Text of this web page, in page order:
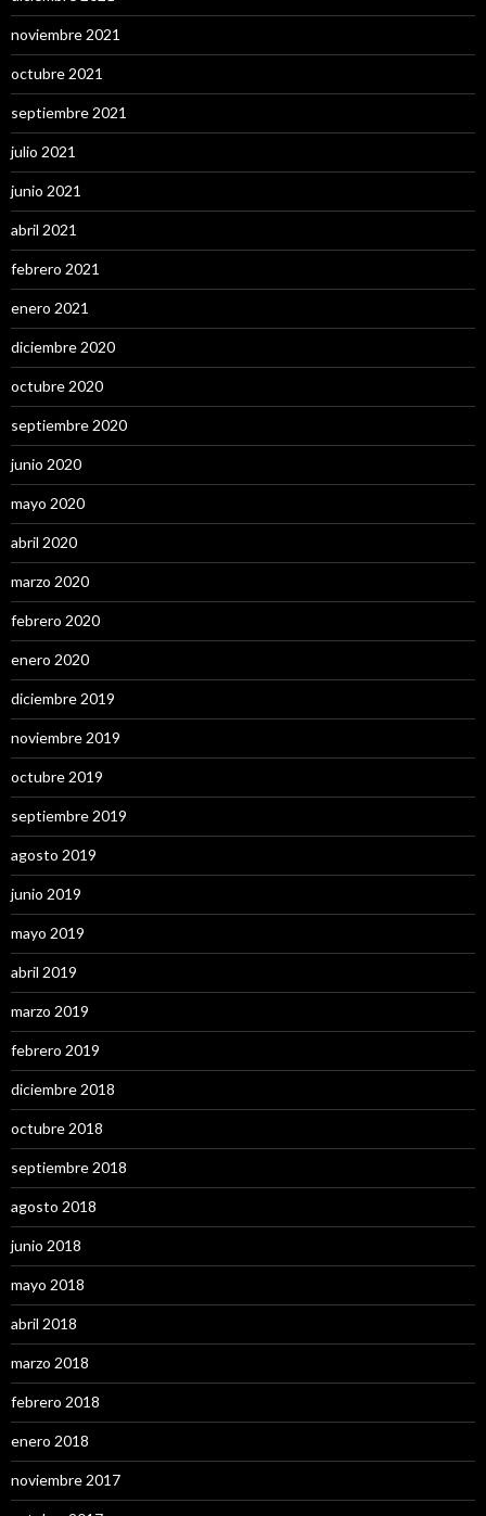
noviembre 2021
octubre 2021
septiembre 2021
julio 2021
junio 2021
abril 2021
febrero 2021
enero 2021
diciembre 2020
octubre 2020
septiembre 2020
junio 2020
mayo 2020
abril 2020
marzo 2020
febrero 2020
enero 2020
diciembre 2019
noviembre 2019
octubre 2019
septiembre 2019
agosto 2019
junio 2019
mayo 2019
abril 2019
marzo 2019
febrero 2019
diciembre 2018
octubre 2018
septiembre 2018
agosto 2018
junio 2018
mayo 2018
abril 2018
marzo 2018
febrero 2018
enero 2018
noviembre 2017